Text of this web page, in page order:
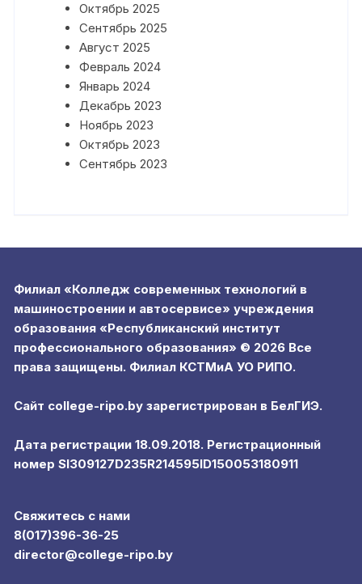
Октябрь 2025
Сентябрь 2025
Август 2025
Февраль 2024
Январь 2024
Декабрь 2023
Ноябрь 2023
Октябрь 2023
Сентябрь 2023
Филиал «Колледж современных технологий в
машиностроении и автосервисе» учреждения
образования «Республиканский институт
профессионального образования» © 2026 Все
права защищены. Филиал КСТМиА УО РИПО.
Сайт college-ripo.by зарегистрирован в БелГИЭ.
Дата регистрации 18.09.2018. Регистрационный
номер SI309127D235R214595ID150053180911
Свяжитесь с нами
8(017)396-36-25
director@college-ripo.by